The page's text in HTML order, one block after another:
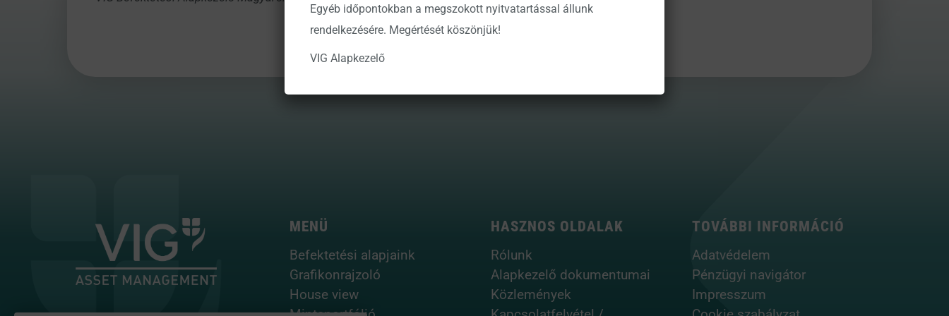
Egyéb időpontokban a megszokott nyitvatartással állunk
rendelkezésére. Megértését köszönjük!
VIG Alapkezelő
MENÜ
Befektetési alapjaink
Grafikonrajzoló
House view
HASZNOS OLDALAK
Rólunk
Alapkezelő dokumentumai
Közlemények
TOVÁBBI INFORMÁCIÓ
Adatvédelem
Pénzügyi navigátor
Impresszum